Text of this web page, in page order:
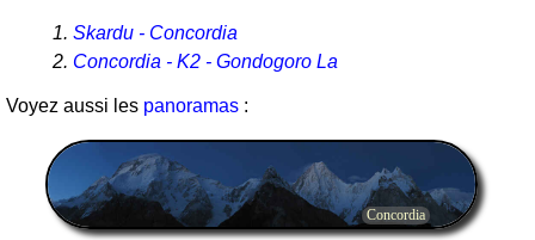
Skardu - Concordia
Concordia - K2 - Gondogoro La
Voyez aussi les panoramas :
Concordia